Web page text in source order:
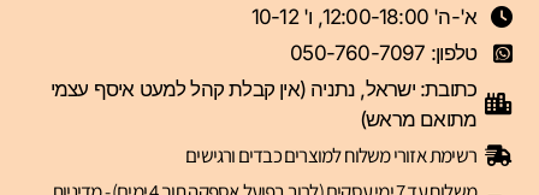
א'-ה' 12:00-18:00, ו' 10-12
טלפון: 050-760-7097
כתובת: ישראל, נתניה (אין קבלת קהל למעט איסף עצמי
מתואם מראש)
רשימת אזורי משלוח למוצרים כבדים ורגישים